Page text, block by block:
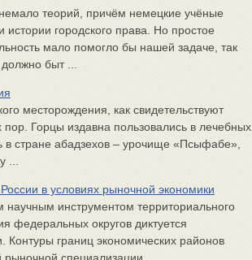
теорий, причём немецкие учёные
городского права. Но простое
мало помогло бы нашей задаче, так
быт ...
месторождения, как свидетельствуют
пор. Горцы издавна пользовались в лечебных
в стране абадзехов – урочище «Псыфабе»,
...
в условиях рыночной экономики
инструментом территориального
федеральных округов диктуется
Контуры границ экономических районов